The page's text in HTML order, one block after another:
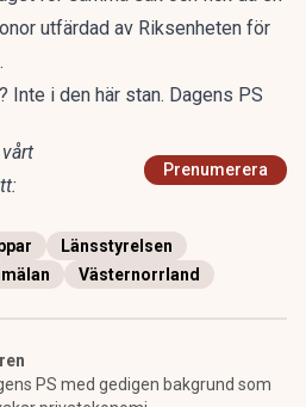
utfärdad av Riksenheten för
Inte i den här stan. Dagens PS
Prenumerera
Länsstyrelsen
Västernorrland
PS med gedigen bakgrund som